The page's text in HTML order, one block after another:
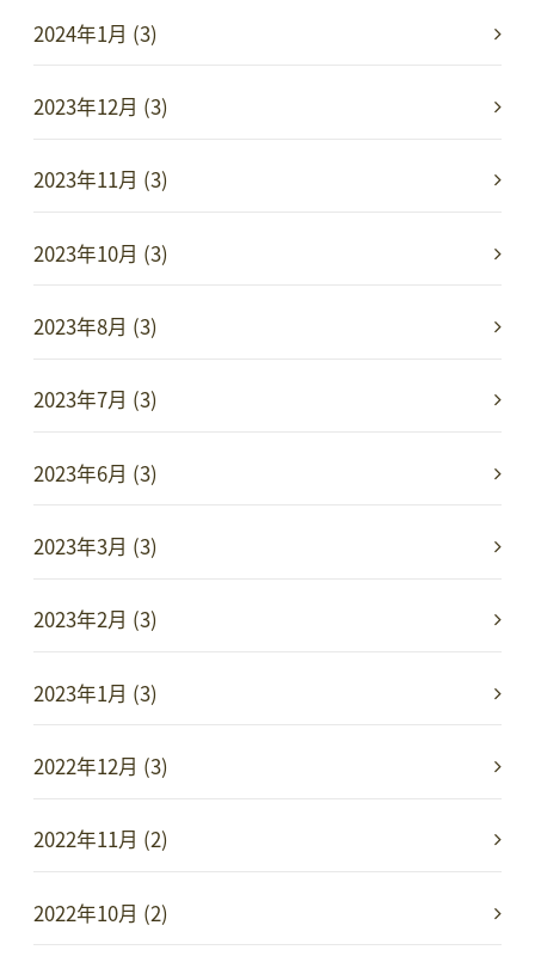
2024年1月 (3)
2023年12月 (3)
2023年11月 (3)
2023年10月 (3)
2023年8月 (3)
2023年7月 (3)
2023年6月 (3)
2023年3月 (3)
2023年2月 (3)
2023年1月 (3)
2022年12月 (3)
2022年11月 (2)
2022年10月 (2)